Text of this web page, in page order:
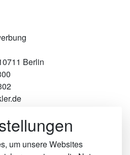
Berlin
um unsere Websites